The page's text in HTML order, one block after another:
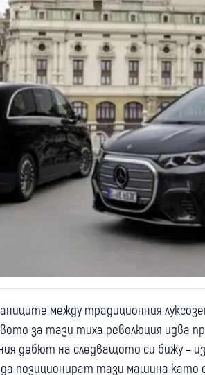
между традиционния
за тази тиха революция идва
дебют на следващото си бижу –
позиционират тази машина като